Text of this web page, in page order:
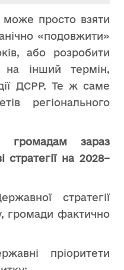
просто взяти
«подовжити»
або розробити
інший термін,
ДСРР. Те ж саме
регіонального
громадам зараз
стратегії на 2028–
стратегії
громади фактично
пріоритети